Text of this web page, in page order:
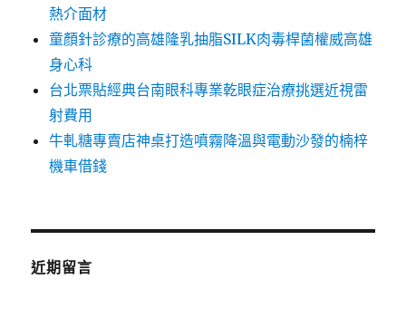
熱介面材
童顏針診療的高雄隆乳抽脂SILK肉毒桿菌權威高雄
身心科
台北票貼經典台南眼科專業乾眼症治療挑選近視雷
射費用
牛軋糖專賣店神桌打造噴霧降溫與電動沙發的楠梓
機車借錢
近期留言